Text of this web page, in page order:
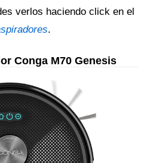
verlos haciendo click en el
.
Conga M70 Genesis